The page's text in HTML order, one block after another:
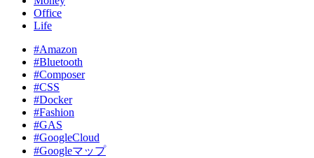
Office
Life
#Amazon
#Bluetooth
#Composer
#CSS
#Docker
#Fashion
#GAS
#GoogleCloud
#Googleマップ